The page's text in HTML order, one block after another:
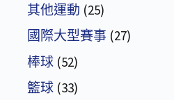
其他運動 (25)
國際大型賽事 (27)
棒球 (52)
籃球 (33)